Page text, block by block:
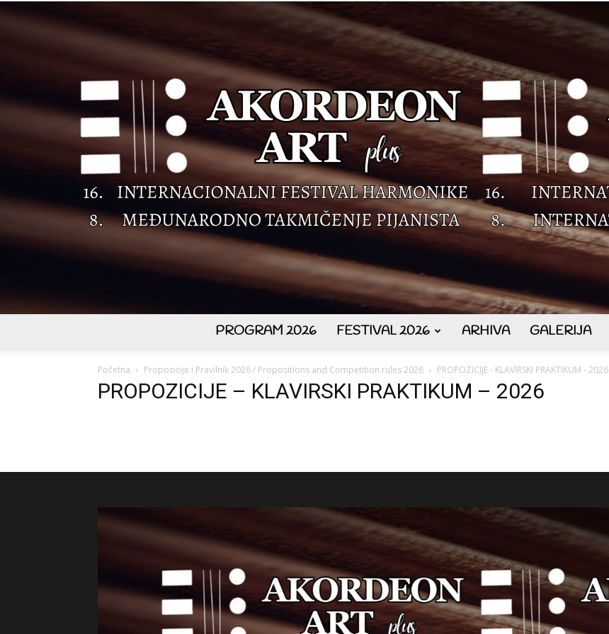
PROGRAM 2026 FESTIVAL 2026 ARHIVA GALERIJA
Početna Propozicije i Pravilnik 2026 / Propositions and Competition rules 2026 PROPOZICIJE - KLAVIRSKI PRAKTIKUM - 2026
PROPOZICIJE – KLAVIRSKI PRAKTIKUM – 2026